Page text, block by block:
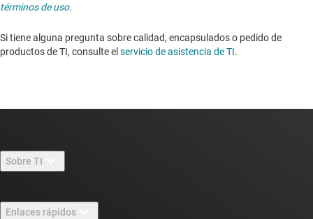
términos de uso.
Si tiene alguna pregunta sobre calidad, encapsulados o pedido de
productos de TI, consulte el servicio de asistencia de TI. ​​​​​​​​​​​​​​
Sobre TI
Enlaces rápidos